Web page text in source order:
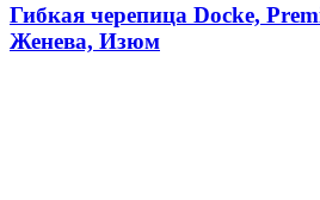
Гибкая черепица Docke,
Женева, Изюм